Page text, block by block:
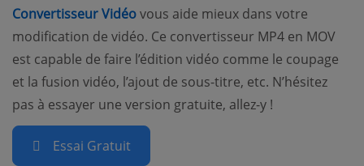
Convertisseur Vidéovous aide mieux dans votre
modification de vidéo. Ce convertisseur MP4 en MOV
est capable de faire l’édition vidéo comme le coupage
et la fusion vidéo, l’ajout de sous-titre, etc. N’hésitez
pas à essayer une version gratuite, allez-y !
Essai Gratuit